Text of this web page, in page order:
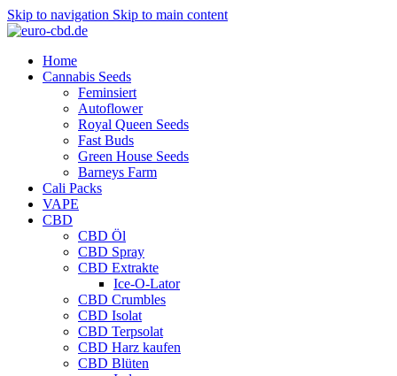
Skip to navigation Skip to main content
Home
Cannabis Seeds
Feminsiert
Autoflower
Royal Queen Seeds
Fast Buds
Green House Seeds
Barneys Farm
Cali Packs
VAPE
CBD
CBD Öl
CBD Spray
CBD Extrakte
Ice-O-Lator
CBD Crumbles
CBD Isolat
CBD Terpsolat
CBD Harz kaufen
CBD Blüten